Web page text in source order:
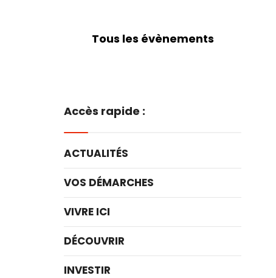
Tous les évènements
Accès rapide :
ACTUALITÉS
VOS DÉMARCHES
VIVRE ICI
DÉCOUVRIR
INVESTIR